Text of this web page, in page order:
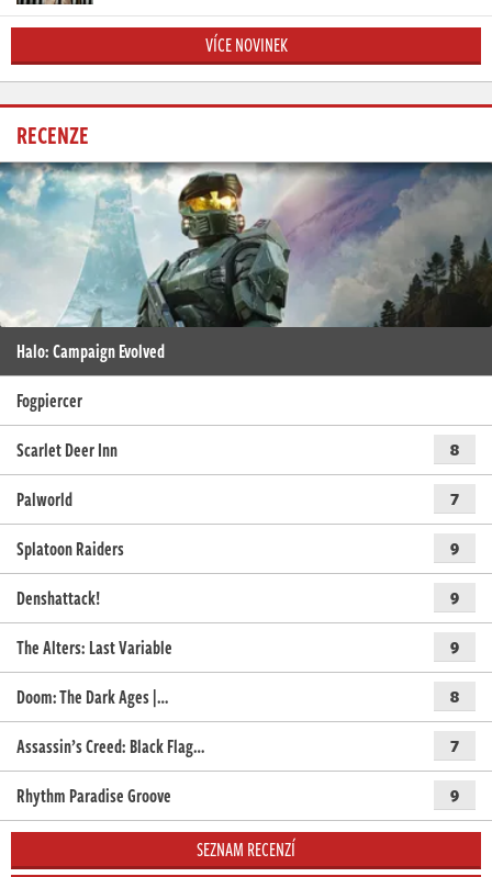
VÍCE NOVINEK
RECENZE
Halo: Campaign Evolved
Fogpiercer
Scarlet Deer Inn
8
Palworld 7
Splatoon Raiders 9
Denshattack! 9
The Alters: Last Variable 9
Doom: The Dark Ages |… 8
Assassin’s Creed: Black Flag… 7
Rhythm Paradise Groove 9
SEZNAM RECENZÍ